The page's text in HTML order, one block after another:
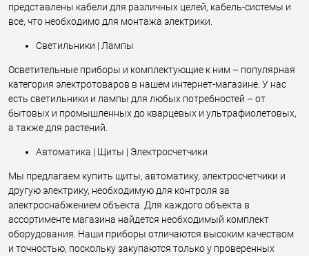
представлены кабели для различных целей, кабель-системы и
все, что необходимо для монтажа электрики.
Светильники | Лампы
Осветительные приборы и комплектующие к ним – популярная
категория электротоваров в нашем интернет-магазине. У нас
есть светильники и лампы для любых потребностей – от
бытовых и промышленных до кварцевых и ультрафиолетовых,
а также для растений.
Автоматика | Щиты | Электросчетчики
Мы предлагаем купить щиты, автоматику, электросчетчики и
другую электрику, необходимую для контроля за
электроснабжением объекта. Для каждого объекта в
ассортименте магазина найдется необходимый комплект
оборудования. Наши приборы отличаются высоким качеством
и точностью, поскольку закупаются только у проверенных